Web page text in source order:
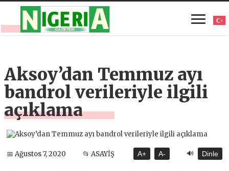
Aksoy’dan Temmuz ayı
bandrol verileriyle ilgili
açıklama
📅 Ağustos 7, 2020 📂 ASAYİŞ A+ A- 🔊 Dinle